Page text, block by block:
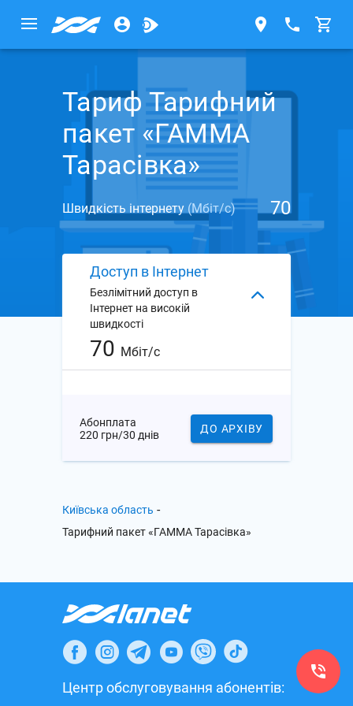
Тариф Тарифний
пакет «ГАММА
Тарасівка»
Швидкість інтернету (Мбіт/с) 70
Доступ в Інтернет
Безлімітний доступ в
Інтернет на високій
швидкості
70 Мбіт/с
Абонплата
220 грн/30 днів
ДО АРХІВУ
Київська область -
Тарифний пакет «ГАММА Тарасівка»
Центр обслуговування абонентів: